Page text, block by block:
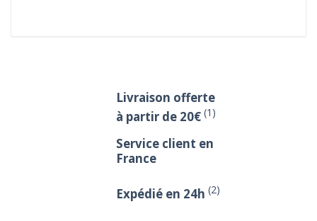
Livraison offerte
à partir de 20€ (1)
Service client en
France
Expédié en 24h (2)